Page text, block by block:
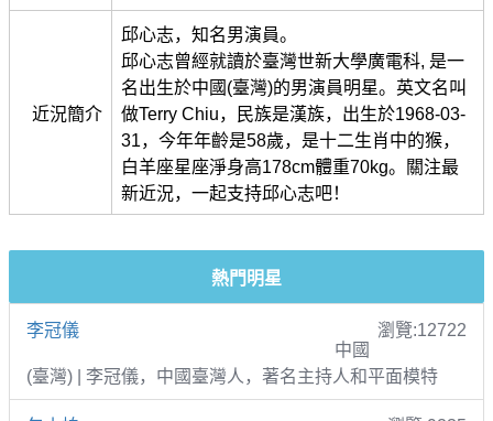
近況簡介
邱心志，知名男演員。
邱心志曾經就讀於臺灣世新大學廣電科, 是一
名出生於中國(臺灣)的男演員明星。英文名叫
做Terry Chiu，民族是漢族，出生於1968-03-
31，今年年齡是58歲，是十二生肖中的猴，
白羊座星座淨身高178cm體重70kg。關注最
新近況，一起支持邱心志吧！
熱門明星
李冠儀
瀏覽:12722
中國
(臺灣) | 李冠儀，中國臺灣人，著名主持人和平面模特